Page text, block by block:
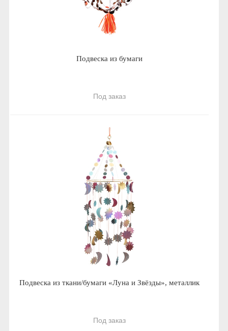
Подвеска из бумаги
Под заказ
Подвеска из ткани/бумаги «Луна и Звёзды», металлик
Под заказ